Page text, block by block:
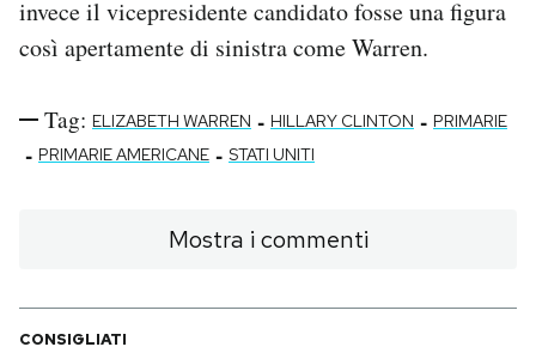
invece il vicepresidente candidato fosse una figura
così apertamente di sinistra come Warren.
Tag: ELIZABETH WARREN - HILLARY CLINTON - PRIMARIE
- PRIMARIE AMERICANE - STATI UNITI
Mostra i commenti
CONSIGLIATI